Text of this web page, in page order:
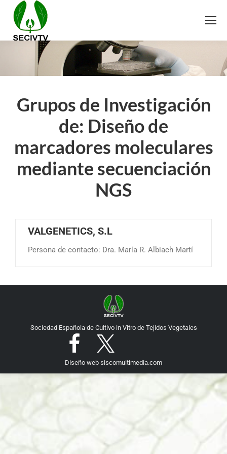
Grupos de Investigación
de: Diseño de
marcadores moleculares
mediante secuenciación
NGS
VALGENETICS, S.L
Persona de contacto: Dra. María R. Albiach Martí
Sociedad Española de Cultivo in Vitro de Tejidos Vegetales
Diseño web siscomultimedia.com